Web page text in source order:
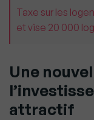
Taxe sur les
et vise 20 000
Une
attractif